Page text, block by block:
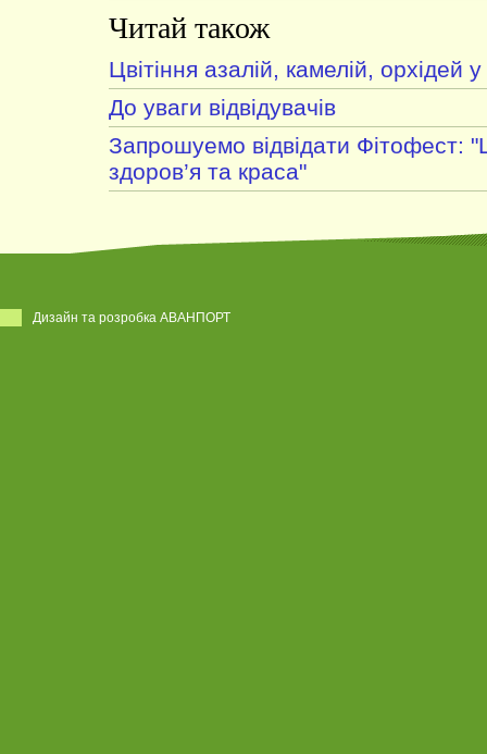
Читай також
Цвітіння азалій, камелій, орхідей
До уваги відвідувачів
Запрошуемо відвідати Фітофест:
здоров’я та краса"
Дизайн та розробка АВАНПОРТ